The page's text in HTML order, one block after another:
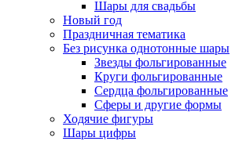
Шары для свадьбы
Новый год
Праздничная тематика
Без рисунка однотонные шары
Звезды фольгированные
Круги фольгированные
Сердца фольгированные
Сферы и другие формы
Ходячие фигуры
Шары цифры